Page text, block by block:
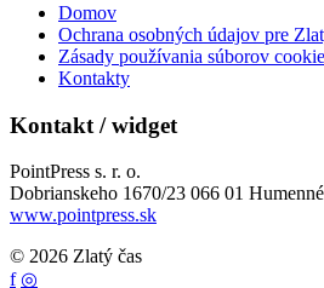
Domov
Ochrana osobných údajov pre
Zásady používania súborov
Kontakty
Kontakt / widget
PointPress s. r. o.
Dobrianskeho 1670/23 066 01 Humenné
www.pointpress.sk
© 2026 Zlatý čas
f ◎